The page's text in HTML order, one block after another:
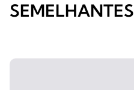
SEMELHANTES